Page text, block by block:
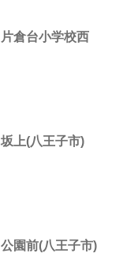
片倉台小学校西
坂上(八王子市)
公園前(八王子市)